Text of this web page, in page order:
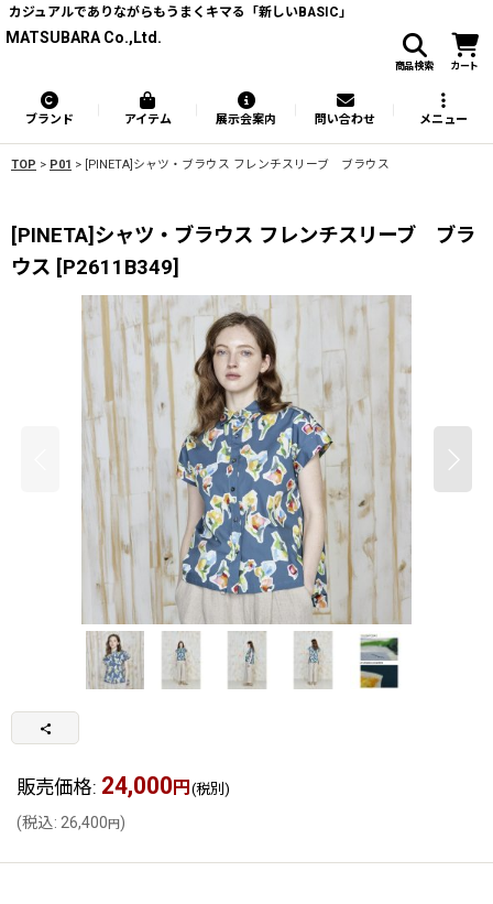
カジュアルでありながらもうまくキマる「新しいBASIC」
MATSUBARA Co.,Ltd.
商品検索 カート
ブランド アイテム 展示会案内 問い合わせ メニュー
TOP > P01 > [PINETA]シャツ・ブラウス フレンチスリーブ ブラウス
[PINETA]シャツ・ブラウス フレンチスリーブ ブラ
ウス [P2611B349]
販売価格: 24,000 円 (税別)
(税込: 26,400円)